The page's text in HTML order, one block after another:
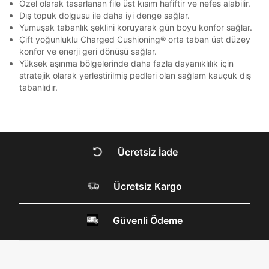
DOĞRU UNDER
ARMOUR SİTESİNDE
MİSİNİZ?
AnadoluBank World 3
Kapat
Özel olarak tasarlanan file üst kısım hafiftir ve nefes alabilir.
Dış topuk dolgusu ile daha iyi denge sağlar.
Yumuşak tabanlık şeklini koruyarak gün boyu konfor sağlar.
Çift yoğunluklu Charged Cushioning® orta taban üst düzey
konfor ve enerji geri dönüşü sağlar.
Yüksek aşınma bölgelerinde daha fazla dayanıklılık için
stratejik olarak yerleştirilmiş pedleri olan sağlam kauçuk dış
tabanlıdır.
Mağazada Bul
Kapat
Ücretsiz İade
Ücretsiz Kargo
Güvenli Ödeme
Sorgula
En az 1 özel karakter
Aşağıdakileri okudum ve kabul ediyorum:
Kişisel verilerinizAydınlatma Metni,Hüküm ve Koşullar
uyarınca işlenecektir. Kişisel verilerimin Doğuş
Perakende Satış Giyim ve Aksesuar Ticaret A.Ş.
Çağrı Merkezi / Arama
Kişisel verilerimin Doğuş Perakende Satış Giyim ve
Aksesuar Ticaret A.Ş. bünyesinde yer alan
markalara ait ürünlerin bana özel pazarlanması ve
Doğuş Grubu şirketlerinde bulunan pazarlama
verilerimin kişiselleştirilmiş reklamcılık faaliyeti
amacıyla işlenmesini kabul ediyorum.
Kimlik, iletişim ve müşteri işlem verilerimin alınan
GÖNDER
GÖNDER